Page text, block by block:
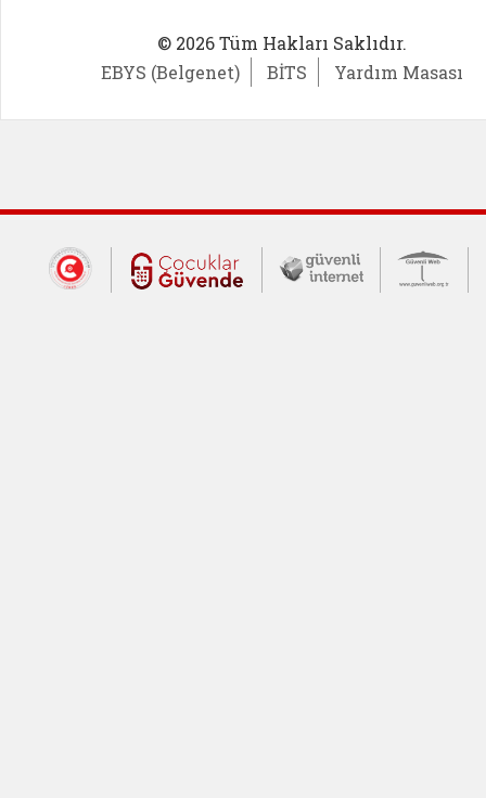
© 2026 Tüm Hakları Saklıdır.
EBYS (Belgenet)
BİTS Yardım Masası
Dış Bağlantılar
Cumhurbaşkanlığı İletişim Merkezi
Çocuklar Güvende (yeni
Güvenli